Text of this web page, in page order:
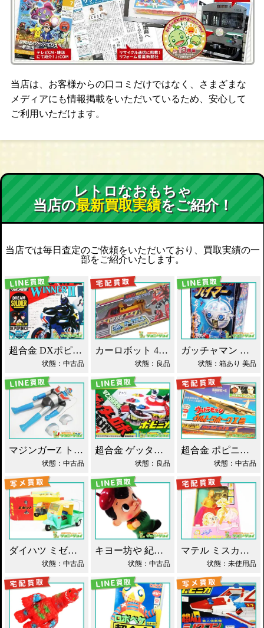
当店は、お客様からの口コミだけではなく、さまざまな
メディアにも情報掲載をいただいているため、安心して
ご利用いただけます。
レトロなおもちゃ
当店の最新買取実績をご紹介！
当店では毎日査定のご依頼をいただいており、買取実績の一
部をご紹介いたします。
超合金 DXポピニカ ウィナア2世 夢戦士ウイングマン PC-46 買取！
状態：中古品
カーロボット 4WD・レッカー車 ダイアクロン買取！
状態：良品
ガッチャマン パイマー DXジャンボマシンダー買取！
状態：箱あり 美品
マジンガーZ トーキング ソフビ マスダヤ買取！
状態：中古品
超合金 ゲッターロボ基地 早乙女研究所 買取！
状態：良品
超合金 ポピニカ ウルトラセブン ウルトラホーク1号 買取！
状態：中古品
ダイハツ ミゼット ブリキ マスダヤ買取！
状態：中古品
キヨー坊や 紀陽銀行 店頭用 貯金箱 ソフビ買取！
状態：中古品
マテル ミスカメラマン バービー人形 買取！
状態：未使用品